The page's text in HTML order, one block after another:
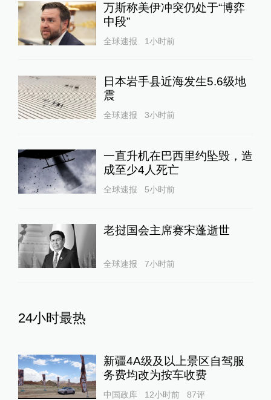
万斯称美伊冲突仍处于“博弈
中段”
全球速报 1小时前
日本岩手县近海发生5.6级地
震
全球速报 3小时前
一直升机在巴西里约坠毁，造
成至少4人死亡
全球速报 5小时前
老挝国会主席赛宋蓬逝世
全球速报 7小时前
24小时最热
新疆4A级及以上景区自驾服
务费均改为按车收费
中国政库 12小时前 87评